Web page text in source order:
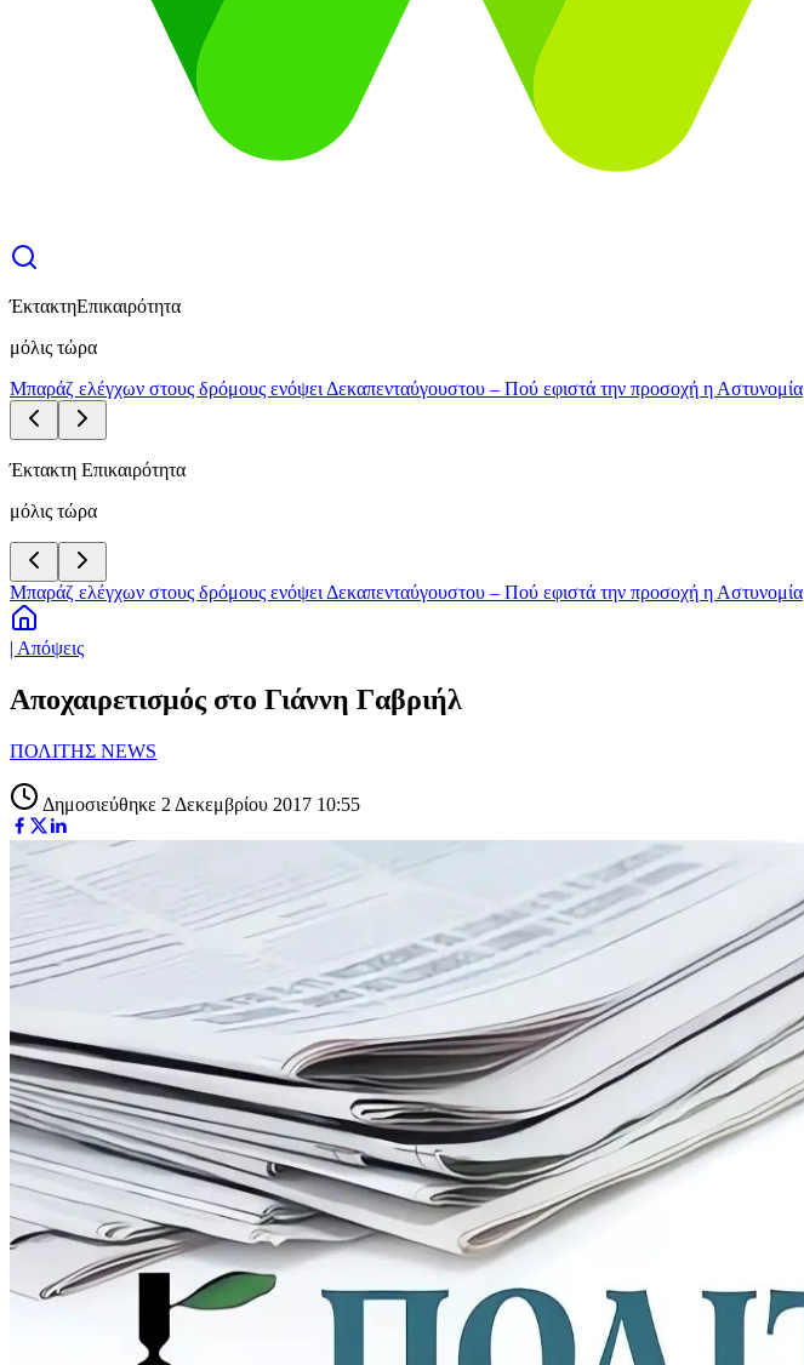
ΈκτακτηΕπικαιρότητα
μόλις τώρα
Μπαράζ ελέγχων στους δρόμους ενόψει Δεκαπενταύγουστου – Πού εφιστά την προσοχή η Αστυνομία
Έκτακτη Επικαιρότητα
μόλις τώρα
Μπαράζ ελέγχων στους δρόμους ενόψει Δεκαπενταύγουστου – Πού εφιστά την προσοχή η Αστυνομία
| Απόψεις
Αποχαιρετισμός στο Γιάννη Γαβριήλ
ΠΟΛΙΤΗΣ NEWS
Δημοσιεύθηκε 2 Δεκεμβρίου 2017 10:55